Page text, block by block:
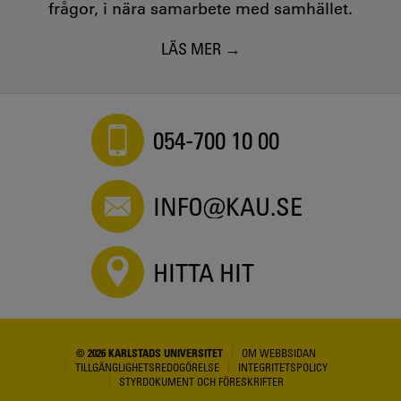
frågor, i nära samarbete med samhället.
LÄS MER
054-700 10 00
INFO@KAU.SE
HITTA HIT
© 2026 KARLSTADS UNIVERSITET
OM WEBBSIDAN
TILLGÄNGLIGHETSREDOGÖRELSE
INTEGRITETSPOLICY
STYRDOKUMENT OCH FÖRESKRIFTER